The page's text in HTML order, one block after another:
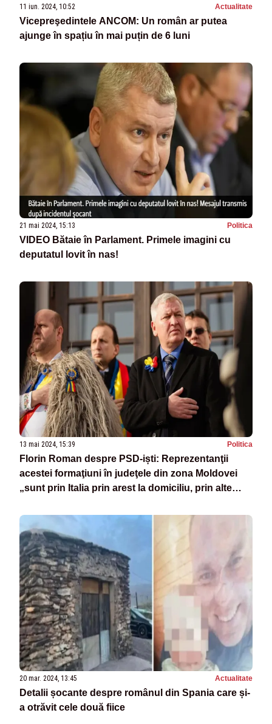
11 iun. 2024, 10:52 Actualitate
Vicepreşedintele ANCOM: Un român ar putea
ajunge în spațiu în mai puțin de 6 luni
21 mai 2024, 15:13 Politica
VIDEO Bătaie în Parlament. Primele imagini cu
deputatul lovit în nas!
13 mai 2024, 15:39 Politica
Florin Roman despre PSD-iști: Reprezentanţii
acestei formaţiuni în judeţele din zona Moldovei
„sunt prin Italia prin arest la domiciliu, prin alte
muncesc”
20 mar. 2024, 13:45 Actualitate
Detalii șocante despre românul din Spania care și-
a otrăvit cele două fiice